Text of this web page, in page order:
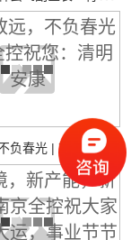
追
思致远，不负春光 | 南京全控祝您：清明安康